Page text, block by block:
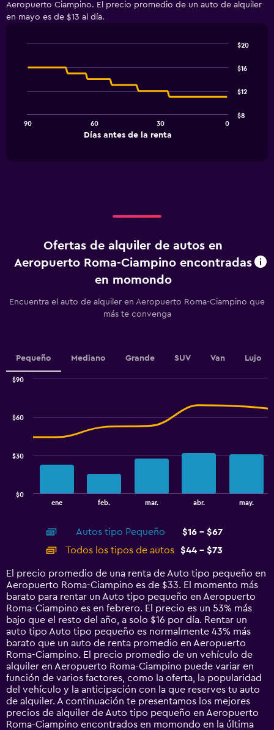
Aeropuerto Ciampino. El precio promedio de un auto de alquiler
en mayo es de $13 al día.
chart
The
Range:
The
axis
displaying
values.
to
graphic.
Días antes de la renta
90 60 30 0
$8
$12
$16
$20
Ofertas de alquiler de autos en
Aeropuerto Roma-Ciampino encontradas
en momondo
Encuentra el auto de alquiler en Aeropuerto Roma-Ciampino que
más te convenga
Pequeño Mediano Grande SUV Van Lujo
displaying
categories.
14
categories.
The
chart
has
1
Y
axis
displaying
values.
Range:
0
to
90.
ene feb. mar. abr. may.
$0
$30
$60
$90
End
Autos tipo Pequeño
$16 - $67
Todos los tipos de autos
$44 - $73
El precio promedio de una renta de Auto tipo pequeño en
Aeropuerto Roma-Ciampino es de $33. El momento más
barato para rentar un Auto tipo pequeño en Aeropuerto
Roma-Ciampino es en febrero. El precio es un 53% más
bajo que el resto del año, a solo $16 por día. Rentar un
auto tipo Auto tipo pequeño es normalmente 43% más
barato que un auto de renta promedio en Aeropuerto
Roma-Ciampino. El precio promedio de un vehículo de
alquiler en Aeropuerto Roma-Ciampino puede variar en
función de varios factores, como la oferta, la popularidad
del vehículo y la anticipación con la que reserves tu auto
de alquiler. A continuación te presentamos los mejores
precios de alquiler de Auto tipo pequeño en Aeropuerto
Roma-Ciampino encontrados en momondo en la última